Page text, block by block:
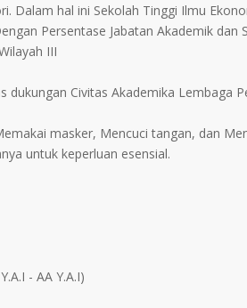
Dalam hal ini Sekolah Tinggi Ilmu
Persentase Jabatan Akademik
III
dukungan Civitas Akademika Lembaga
masker, Mencuci tangan, dan
untuk keperluan esensial.
- AA Y.A.I)